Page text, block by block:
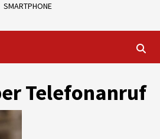
SMARTPHONE
Telefonanruf